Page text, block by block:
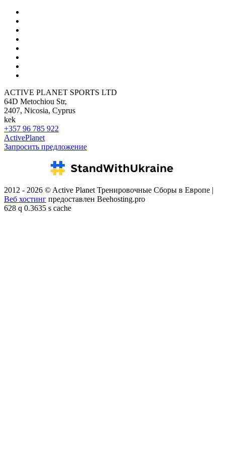
ACTIVE PLANET SPORTS LTD
64D Metochiou Str,
2407, Nicosia, Cyprus
kek
+357 96 785 922
ActivePlanet
Запросить предложение
2012 - 2026 © Active Planet Тренировочные Сборы в Европе |
Веб хостинг предоставлен Beehosting.pro
628 q 0.3635 s cache